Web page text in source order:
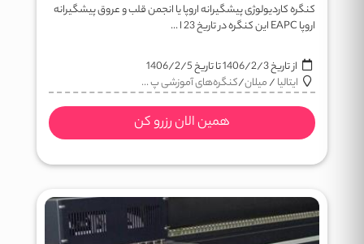
کنگره کاردیولوژی پیشگیرانه اروپا یا انجمن قلب و عروق پیشگیرانه
اروپا EAPC این کنگره در تاریخ 23 ا ...
از تاریخ1406/2/3تا تاریخ1406/2/5
ایتالیا/میلان/کنگره‌های آموزشی پ ...
همین الان رزرو کن